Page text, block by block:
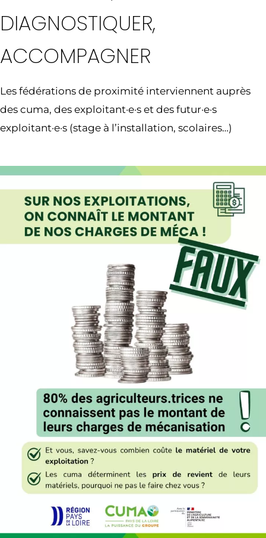
DIAGNOSTIQUER,
ACCOMPAGNER
Les fédérations de proximité interviennent auprès
des cuma, des exploitant·e·s et des futur·e·s
exploitant·e·s (stage à l’installation, scolaires…)